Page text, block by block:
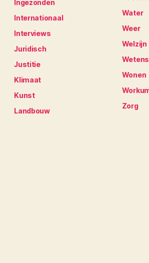
Ingezonden
Internationaal
Interviews
Juridisch
Justitie
Klimaat
Kunst
Landbouw
Water
Weer
Welzijn
Wonen
Zorg